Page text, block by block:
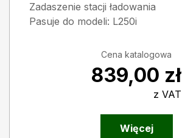
Zadaszenie stacji ładowania
Pasuje do modeli: L250i
Cena katalogowa
839,00 zł
z VAT
Więcej